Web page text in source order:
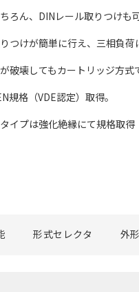
ろん、DINレール取りつけも可
つけが簡単に行え、三相負
破壊してもカートリッジ方式
規格（VDE認定）取得。
イプは強化絶縁にて規格取得
形式セレクタ 外